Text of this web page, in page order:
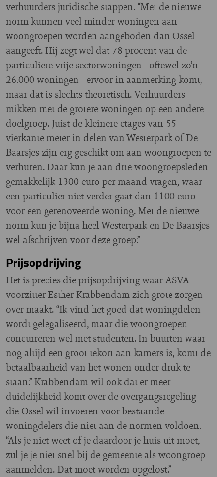
verhuurders juridische stappen. “Met de nieuwe
norm kunnen veel minder woningen aan
woongroepen worden aangeboden dan Ossel
aangeeft. Hij zegt wel dat 78 procent van de
particuliere vrije sectorwoningen - oftewel zo’n
26.000 woningen - ervoor in aanmerking komt,
maar dat is slechts theoretisch. Verhuurders
mikken met de grotere woningen op een andere
doelgroep. Juist de kleinere etages van 55
vierkante meter in delen van Westerpark of De
Baarsjes zijn erg geschikt om aan woongroepen te
verhuren. Daar kun je aan drie woongroepsleden
gemakkelijk 1300 euro per maand vragen, waar
een particulier niet verder gaat dan 1100 euro
voor een gerenoveerde woning. Met de nieuwe
norm kun je bijna heel Westerpark en De Baarsjes
wel afschrijven voor deze groep.”
Prijsopdrijving
Het is precies die prijsopdrijving waar ASVA-
voorzitter Esther Krabbendam zich grote zorgen
over maakt. “Ik vind het goed dat woningdelen
wordt gelegaliseerd, maar die woongroepen
concurreren wel met studenten. In buurten waar
nog altijd een groot tekort aan kamers is, komt de
betaalbaarheid van het wonen onder druk te
staan.” Krabbendam wil ook dat er meer
duidelijkheid komt over de overgangsregeling
die Ossel wil invoeren voor bestaande
woningdelers die niet aan de normen voldoen.
“Als je niet weet of je daardoor je huis uit moet,
zul je je niet snel bij de gemeente als woongroep
aanmelden. Dat moet worden opgelost.”